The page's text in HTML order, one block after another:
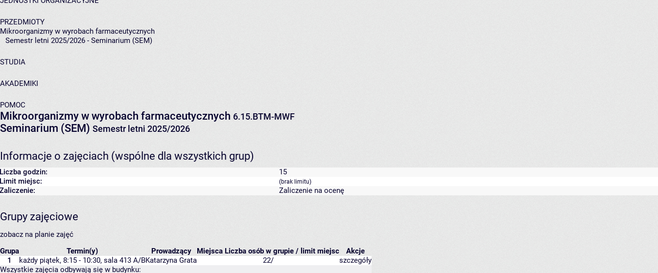
PRZEDMIOTY
Mikroorganizmy w wyrobach farmaceutycznych
Semestr letni 2025/2026 - Seminarium (SEM)
STUDIA
AKADEMIKI
POMOC
Mikroorganizmy w wyrobach farmaceutycznych 6.15.BTM-MWF
Seminarium (SEM) Semestr letni 2025/2026
Informacje o zajęciach (wspólne dla wszystkich grup)
Liczba godzin:
15
Limit miejsc:
(brak limitu)
Zaliczenie: Zaliczenie na ocenę
Grupy zajęciowe
zobacz na planie zajęć
Grupa
Termin(y) Prowadzący Miejsca Liczba osób w grupie / limit miejsc
Akcje
1
każdy piątek, 8:15 - 10:30, sala 413 A/BKatarzyna Grata 22/
szczegóły
Wszystkie zajęcia odbywają się w budynku: